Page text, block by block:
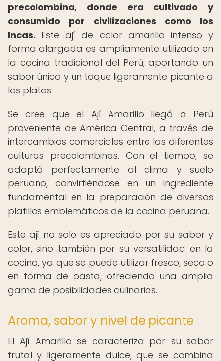
precolombina, donde era cultivado y
consumido por civilizaciones como los
Incas. Este ají de color amarillo intenso y
forma alargada es ampliamente utilizado en
la cocina tradicional del Perú, aportando un
sabor único y un toque ligeramente picante a
los platos.
Se cree que el Ají Amarillo llegó a Perú
proveniente de América Central, a través de
intercambios comerciales entre las diferentes
culturas precolombinas. Con el tiempo, se
adaptó perfectamente al clima y suelo
peruano, convirtiéndose en un ingrediente
fundamental en la preparación de diversos
platillos emblemáticos de la cocina peruana.
Este ají no solo es apreciado por su sabor y
color, sino también por su versatilidad en la
cocina, ya que se puede utilizar fresco, seco o
en forma de pasta, ofreciendo una amplia
gama de posibilidades culinarias.
Aroma, sabor y nivel de picante
El Ají Amarillo se caracteriza por su sabor
frutal y ligeramente dulce, que se combina